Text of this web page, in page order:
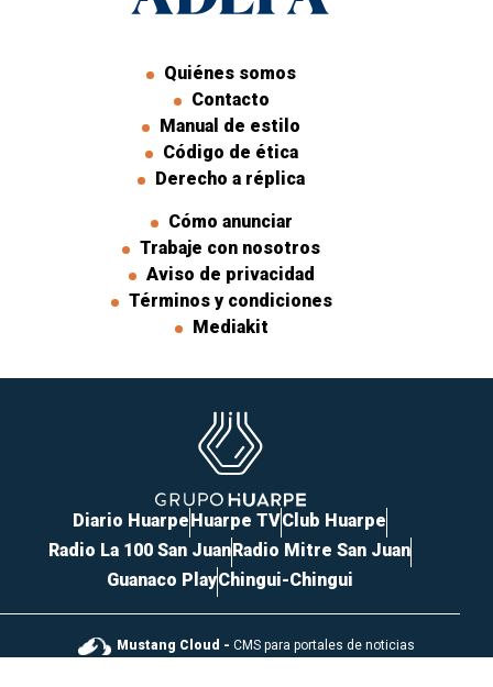
Quiénes somos
Contacto
Manual de estilo
Código de ética
Derecho a réplica
Cómo anunciar
Trabaje con nosotros
Aviso de privacidad
Términos y condiciones
Mediakit
Diario HuarpeHuarpe TVClub Huarpe
Radio La 100 San JuanRadio Mitre San Juan
Guanaco PlayChingui-Chingui
Mustang Cloud - CMS para portales de noticias